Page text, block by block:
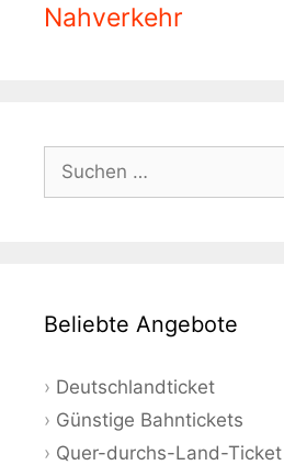
Nahverkehr
nach:
Beliebte Angebote
Deutschlandticket
Günstige Bahntickets
Quer-durchs-Land-Ticket